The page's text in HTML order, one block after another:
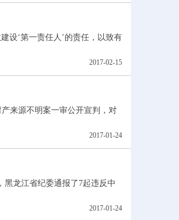
设‘第一责任人’的责任，以致有
2017-02-15
来源不明案一审公开宣判，对
2017-01-24
龙江省纪委通报了7起违反中
2017-01-24